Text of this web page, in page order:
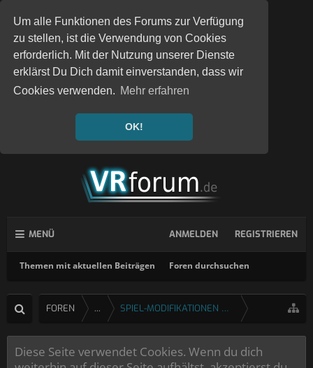
Um alle Funktionen des Forums zur Verfügung
zu stellen, ist die Verwendung von Cookies
erforderlich. Mit der Nutzung unserer Dienste
erklärst Du Dich damit einverstanden, dass wir
Cookies verwenden. Mehr erfahren
OK!
MENÜ
Themen mit aktuellen Beiträgen Foren durchsuchen
ANMELDEN REGISTRIEREN
FOREN ... SPIEL-MODIFIKATIONEN UND FIXES
Diese Seite verwendet Cookies. Wenn du dich